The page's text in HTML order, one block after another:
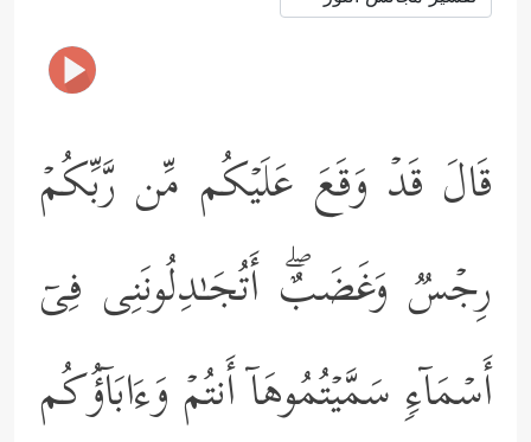
قَالَ قَدۡ وَقَعَ عَلَیۡكُم مِّن رَّبِّكُمۡ
رِجۡسࣱ وَغَضَبٌۖ أَتُجَـٰدِلُونَنِی فِیۤ
أَسۡمَاۤءࣲ سَمَّیۡتُمُوهَاۤ أَنتُمۡ وَءَابَاۤؤُكُم